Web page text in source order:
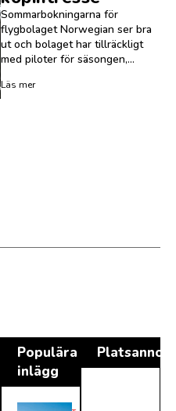
Sommarbokningarna för
flygbolaget Norwegian ser bra
ut och bolaget har tillräckligt
med piloter för säsongen,...
Läs mer
Populära
inlägg